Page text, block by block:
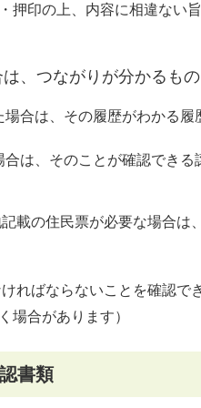
押印の上、内容に相違ない
、つながりが分かるもの
合は、その履歴がわかる履
は、そのことが確認できる
載の住民票が必要な場合は
ればならないことを確認で
場合があります）​
書類